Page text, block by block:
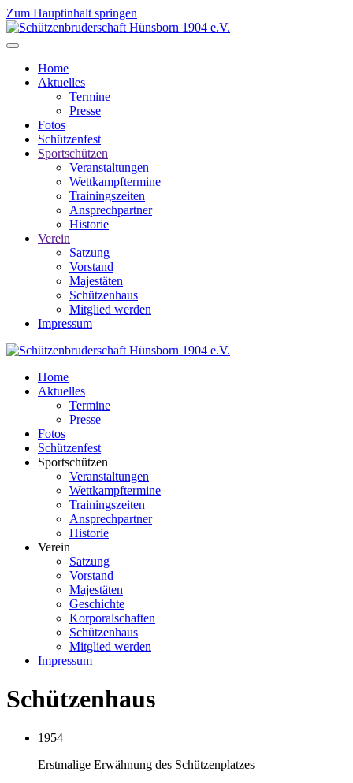
Zum Hauptinhalt springen
Home
Aktuelles
Termine
Presse
Fotos
Schützenfest
Sportschützen
Veranstaltungen
Wettkampftermine
Trainingszeiten
Ansprechpartner
Historie
Verein
Satzung
Vorstand
Majestäten
Schützenhaus
Mitglied werden
Impressum
Home
Aktuelles
Termine
Presse
Fotos
Schützenfest
Sportschützen
Veranstaltungen
Wettkampftermine
Trainingszeiten
Ansprechpartner
Historie
Verein
Satzung
Vorstand
Majestäten
Geschichte
Korporalschaften
Schützenhaus
Mitglied werden
Impressum
Schützenhaus
1954
Erstmalige Erwähnung des Schützenplatzes